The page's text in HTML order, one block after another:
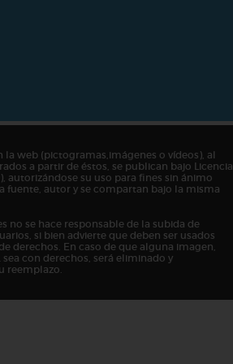
la web (pictogramas,imágenes o vídeos), al
a partir de éstos, se publican bajo Licencia
autorizándose su uso para fines sin ánimo
fuente, autor y se compartan bajo la misma
no se hace responsable de la subida de
si bien advierte que deben ser usados
derechos. En caso de que alguna imagen,
con derechos, será eliminado y
reemplazo.